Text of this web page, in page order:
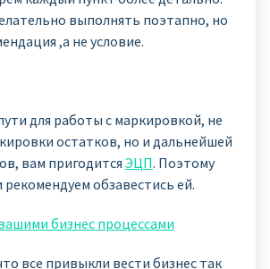
выполнять поэтапно, но
,а не условие.
для работы с маркировкой, не
остатков, но и дальнейшей
вам пригодится ЭЦП. Поэтому
рекомендуем обзавестись ей.
бизнес процессами
все привыкли вести бизнес так